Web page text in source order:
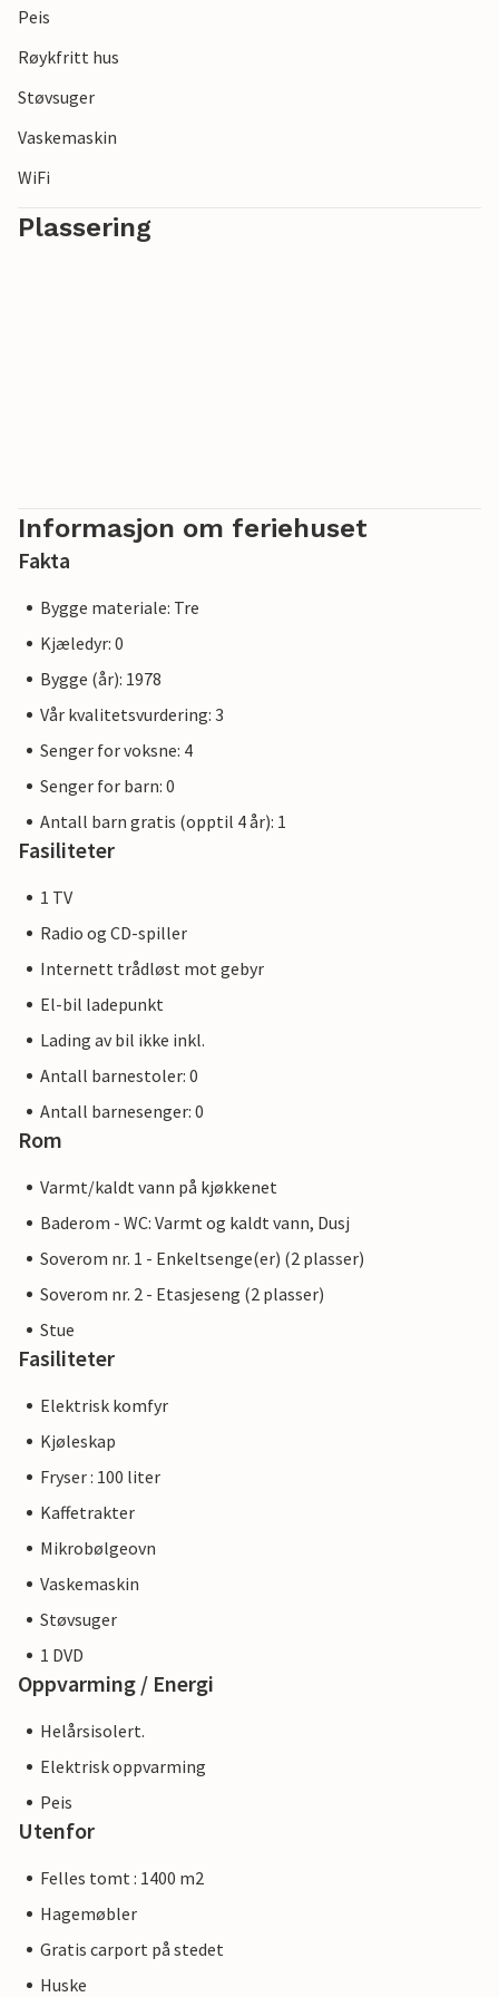
Bruk det koselige feriehuset som utgangspunkt for mange
spennende utflukter!
Peis
Røykfritt hus
Støvsuger
Vaskemaskin
WiFi
Plassering
Informasjon om feriehuset
Fakta
Bygge materiale: Tre
Kjæledyr: 0
Bygge (år): 1978
Vår kvalitetsvurdering: 3
Senger for voksne: 4
Senger for barn: 0
Antall barn gratis (opptil 4 år): 1
Fasiliteter
1 TV
Radio og CD-spiller
Internett trådløst mot gebyr
El-bil ladepunkt
Lading av bil ikke inkl.
Antall barnestoler: 0
Antall barnesenger: 0
Rom
Varmt/kaldt vann på kjøkkenet
Baderom - WC: Varmt og kaldt vann, Dusj
Soverom nr. 1 - Enkeltsenge(er) (2 plasser)
Soverom nr. 2 - Etasjeseng (2 plasser)
Stue
Fasiliteter
Elektrisk komfyr
Kjøleskap
Fryser : 100 liter
Kaffetrakter
Mikrobølgeovn
Vaskemaskin
Støvsuger
1 DVD
Oppvarming / Energi
Helårsisolert.
Elektrisk oppvarming
Peis
Utenfor
Felles tomt : 1400 m2
Hagemøbler
Gratis carport på stedet
Huske